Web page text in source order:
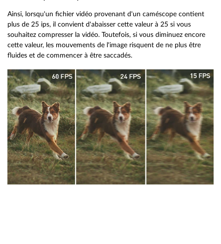
Ainsi, lorsqu'un fichier vidéo provenant d'un caméscope contient
plus de 25 ips, il convient d'abaisser cette valeur à 25 si vous
souhaitez compresser la vidéo. Toutefois, si vous diminuez encore
cette valeur, les mouvements de l'image risquent de ne plus être
fluides et de commencer à être saccadés.